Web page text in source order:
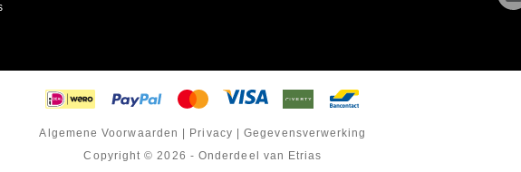
Algemene Voorwaarden Privacy |Gegevensverwerking
Copyright © 2026 - Onderdeel van Etrias